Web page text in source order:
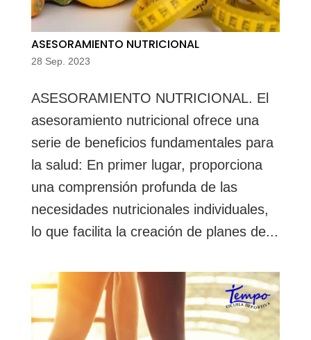
ASESORAMIENTO NUTRICIONAL
28 Sep. 2023
ASESORAMIENTO NUTRICIONAL. El
asesoramiento nutricional ofrece una
serie de beneficios fundamentales para
la salud: En primer lugar, proporciona
una comprensión profunda de las
necesidades nutricionales individuales,
lo que facilita la creación de planes de...